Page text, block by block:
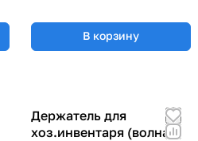
В корзину
Держатель для
хоз.инвентаря (волна)